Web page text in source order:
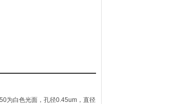
为白色光面，孔径0.45um，直径